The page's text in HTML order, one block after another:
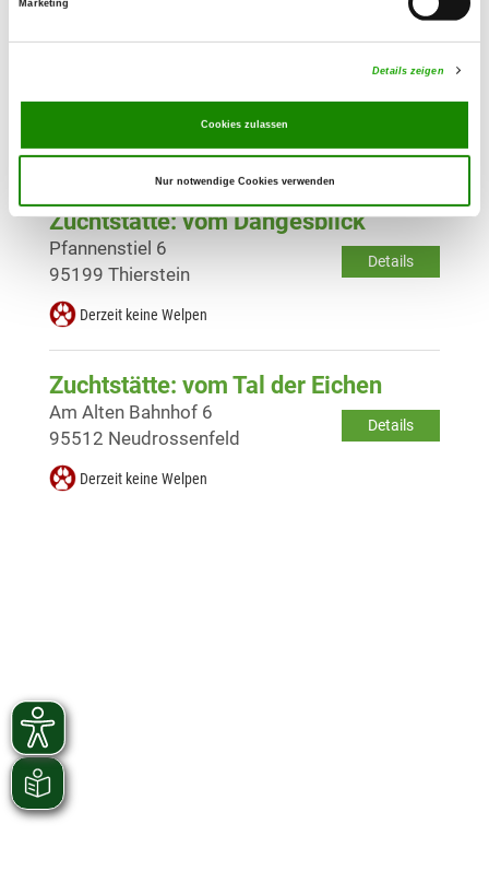
Marketing
Details zeigen
Cookies zulassen
Nur notwendige Cookies verwenden
Details
Derzeit keine Welpen
Zuchtstätte: vom Dangesblick
Details
Pfannenstiel 6
95199 Thierstein
Derzeit keine Welpen
Zuchtstätte: vom Tal der Eichen
Details
Am Alten Bahnhof 6
95512 Neudrossenfeld
Derzeit keine Welpen